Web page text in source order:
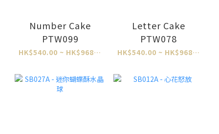
Number Cake
PTW099
HK$540.00 ~ HK$968.00
Letter Cake
PTW078
HK$540.00 ~ HK$968.00